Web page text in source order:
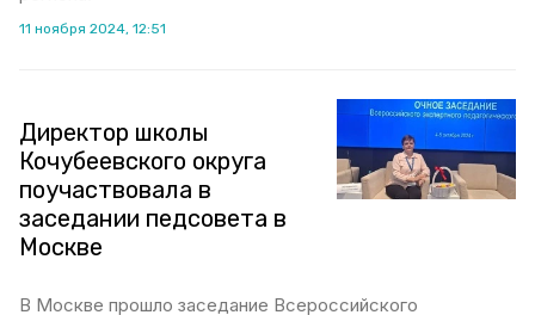
11 ноября 2024, 12:51
Директор школы
Кочубеевского округа
поучаствовала в
заседании педсовета в
Москве
В Москве прошло заседание Всероссийского